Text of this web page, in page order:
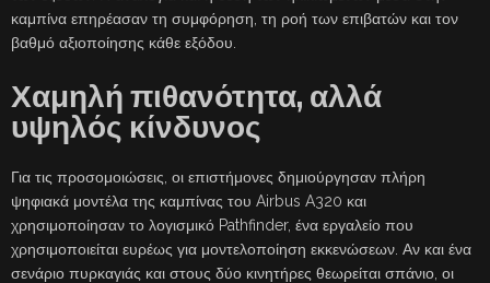
καμπίνα επηρέασαν τη συμφόρηση, τη ροή των επιβατών και τον
βαθμό αξιοποίησης κάθε εξόδου.
Χαμηλή πιθανότητα, αλλά
υψηλός κίνδυνος
Για τις προσομοιώσεις, οι επιστήμονες δημιούργησαν πλήρη
ψηφιακά μοντέλα της καμπίνας του Airbus A320 και
χρησιμοποίησαν το λογισμικό Pathfinder, ένα εργαλείο που
χρησιμοποιείται ευρέως για μοντελοποίηση εκκενώσεων. Αν και ένα
σενάριο πυρκαγιάς και στους δύο κινητήρες θεωρείται σπάνιο, οι